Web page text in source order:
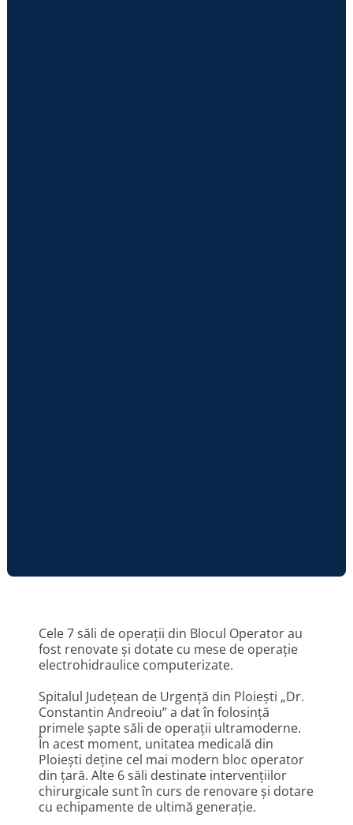
Cele 7 săli de operații din Blocul Operator au
fost renovate și dotate cu mese de operație
electrohidraulice computerizate.
Spitalul Județean de Urgență din Ploiești „Dr.
Constantin Andreoiu” a dat în folosință
primele șapte săli de operații ultramoderne.
În acest moment, unitatea medicală din
Ploiești deține cel mai modern bloc operator
din țară. Alte 6 săli destinate intervenţiilor
chirurgicale sunt în curs de renovare și dotare
cu echipamente de ultimă generație.